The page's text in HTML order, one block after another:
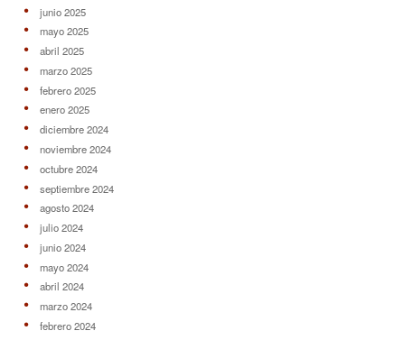
junio 2025
mayo 2025
abril 2025
marzo 2025
febrero 2025
enero 2025
diciembre 2024
noviembre 2024
octubre 2024
septiembre 2024
agosto 2024
julio 2024
junio 2024
mayo 2024
abril 2024
marzo 2024
febrero 2024